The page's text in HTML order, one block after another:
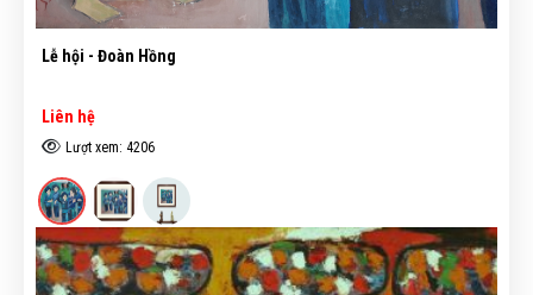
Lễ hội - Đoàn Hồng
Liên hệ
Lượt xem: 4206